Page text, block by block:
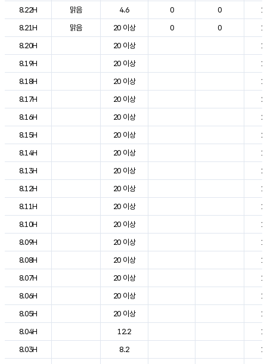
8.22H
맑음 4.6 0 0
8.21H
맑음 20 이상 0 0
8.20H
20 이상
8.19H
20 이상
8.18H
20 이상
8.17H
20 이상
8.16H
20 이상
8.15H
20 이상
8.14H
20 이상
8.13H
20 이상
8.12H
20 이상
8.11H
20 이상
8.10H
20 이상
8.09H
20 이상
8.08H
20 이상
8.07H
20 이상
8.06H
20 이상
8.05H
20 이상
8.04H
12.2
8.03H
8.2